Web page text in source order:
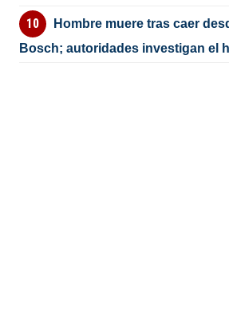
Hombre muere tras caer
Bosch; autoridades investigan el